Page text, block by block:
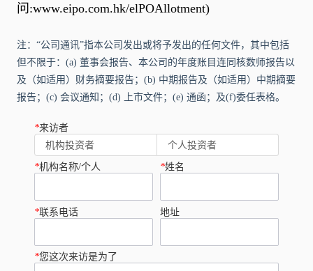
问:www.eipo.com.hk/elPOAllotment)
注：“公司通讯”指本公司发出或将予发出的任何文件，其中包括
但不限于：(a) 董事会报告、本公司的年度账目连同核数师报告以
及（如适用）财务摘要报告；(b) 中期报告及（如适用）中期摘要
报告；(c) 会议通知；(d) 上市文件；(e) 通函；及(f)委任表格。
*来访者
机构投资者 个人投资者
*机构名称/个人 *姓名
*联系电话 地址
*您这次来访是为了